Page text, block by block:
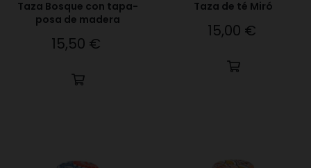
Taza Bosque con tapa-
posa de madera
Precio
15,50 €
Taza de té Miró
Precio
15,00 €